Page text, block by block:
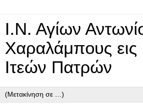
Ι.Ν. Αγίων
Χαραλάμπους
Ιτεών Πατρών